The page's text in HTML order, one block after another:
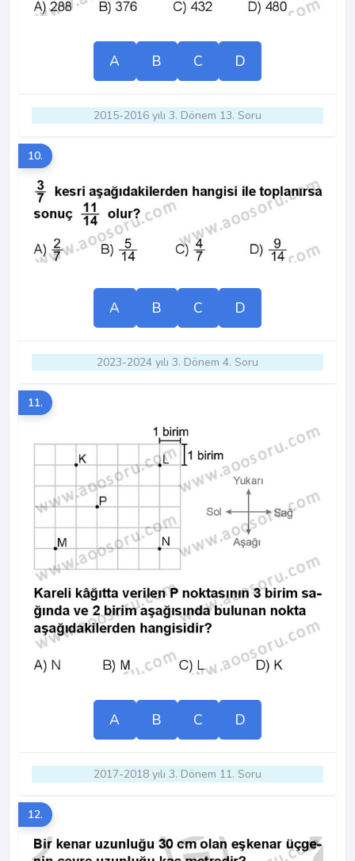
A B C D
2015-2016 yılı 3. Dönem 13. Soru
10.
A B C D
2023-2024 yılı 3. Dönem 4. Soru
11.
A B C D
2017-2018 yılı 3. Dönem 11. Soru
12.